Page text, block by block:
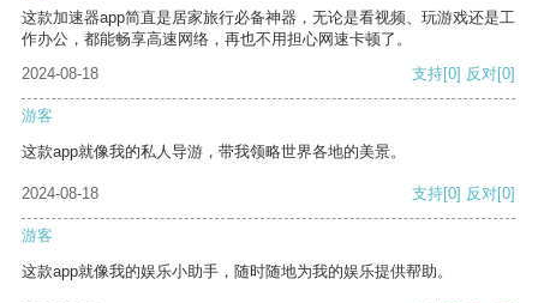
这款加速器app简直是居家旅行必备神器，无论是看视频、玩游戏还是工
作办公，都能畅享高速网络，再也不用担心网速卡顿了。
2024-08-18
支持[0] 反对[0]
游客
这款app就像我的私人导游，带我领略世界各地的美景。
2024-08-18 支持[0] 反对[0]
游客
这款app就像我的娱乐小助手，随时随地为我的娱乐提供帮助。